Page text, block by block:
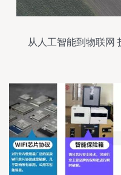
从人工智能到物联网